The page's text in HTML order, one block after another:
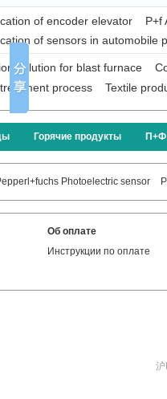
of encoder elevator
P+f
of sensors in automobile
solution for blast furnace
process
Textile
Горячие продукты П+Ф
Photoelectric sensor
Об оплате
Инструкции по оплате